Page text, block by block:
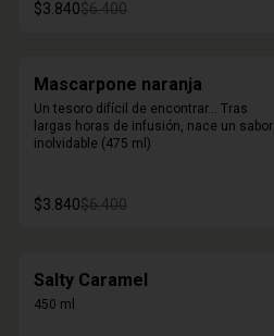
$3.840$6.400
Mascarpone naranja
Un tesoro difícil de encontrar... Tras
largas horas de infusión, nace un sabor
inolvidable (475 ml)
$3.840$6.400
Salty Caramel
450 ml